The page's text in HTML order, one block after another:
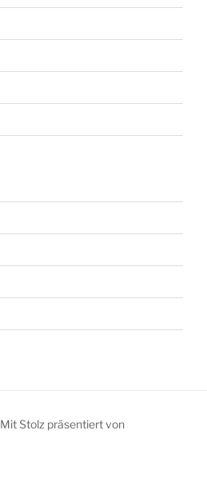
Mit Stolz präsentiert von